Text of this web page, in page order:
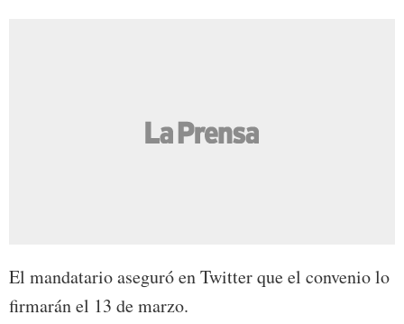
El mandatario aseguró en Twitter que el convenio lo
firmarán el 13 de marzo.